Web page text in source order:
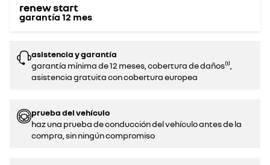
renew start
garantía 12 mes
asistencia y garantía
garantía mínima de 12 meses, cobertura de daños⁽¹⁾,
asistencia gratuita con cobertura europea
prueba del vehículo
haz una prueba de conducción del vehículo antes de la
compra, sin ningún compromiso‌